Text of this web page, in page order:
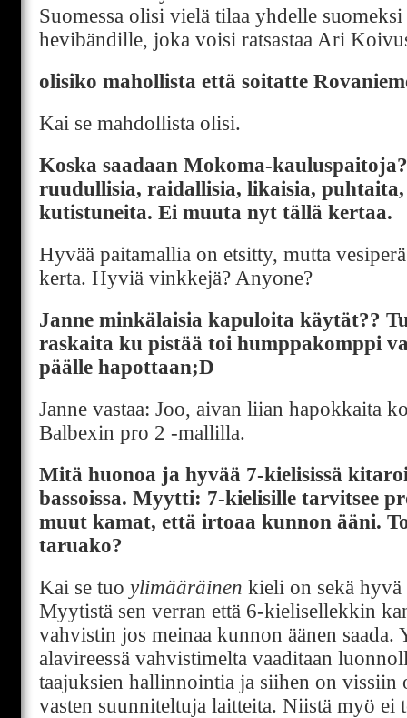
Suomessa olisi vielä tilaa yhdelle
hevibändille, joka voisi ratsastaa Ari
olisiko mahollista että soitatte
Kai se mahdollista olisi.
Koska saadaan Mokoma-
ruudullisia, raidallisia, likaisia,
kutistuneita. Ei muuta nyt tällä kertaa.
Hyvää paitamallia on etsitty, mutta
kerta. Hyviä vinkkejä? Anyone?
Janne minkälaisia kapuloita käytät??
raskaita ku pistää toi humppakomppi
päälle hapottaan;D
Janne vastaa: Joo, aivan liian hapokkaita
Balbexin pro 2 -mallilla.
Mitä huonoa ja hyvää 7-kielisissä
bassoissa. Myytti: 7-kielisille tarvitsee
muut kamat, että irtoaa kunnon ääni.
taruako?
Kai se tuo ylimääräinen kieli on sekä
Myytistä sen verran että 6-kielisellekkin
vahvistin jos meinaa kunnon äänen saada.
alavireessä vahvistimelta vaaditaan
taajuksien hallinnointia ja siihen on vissiin
vasten suunniteltuja laitteita. Niistä myö ei